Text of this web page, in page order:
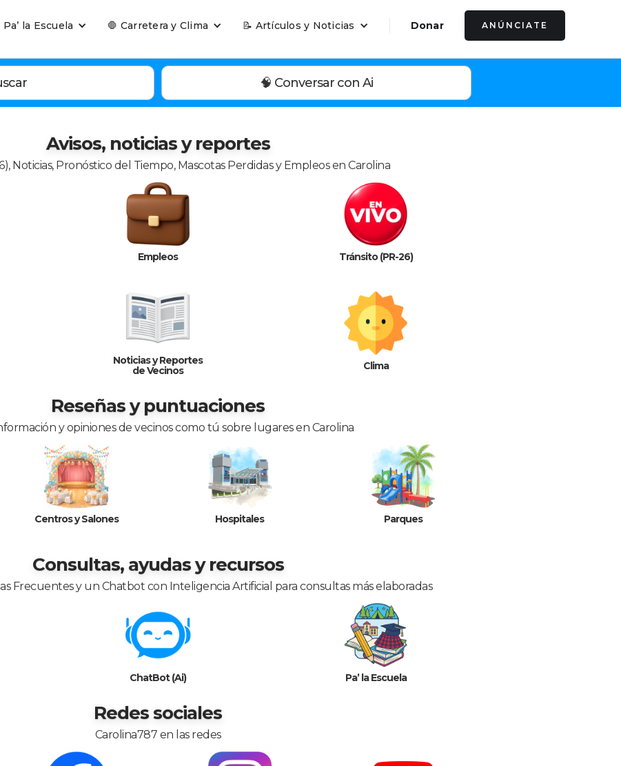
la Escuela 🛑 Carretera y Clima 📝 Artículos y Noticias Donar ANÚNCIATE
🧠 Conversar con Ai
Avisos, noticias y reportes
Noticias, Pronóstico del Tiempo, Mascotas Perdidas y Empleos en Carolina
Empleos Tránsito (PR-26)
Noticias y Reportes
de Vecinos
Clima
Reseñas y puntuaciones
y opiniones de vecinos como tú sobre lugares en Carolina
Centros y Salones Hospitales Parques
Consultas, ayudas y recursos
Frecuentes y un Chatbot con Inteligencia Artificial para consultas más elaboradas
ChatBot (Ai) Pa’ la Escuela
Redes sociales
Carolina787 en las redes